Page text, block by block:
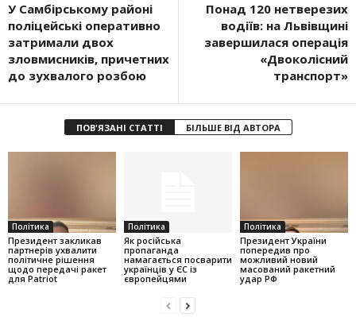
У Самбірському районі
поліцейські оперативно
затримали двох
зловмисників, причетних
до зухвалого розбою
Понад 120 нетверезих
водіїв: на Львівщині
завершилася операція
«Двоколісний
транспорт»
ПОВ'ЯЗАНІ СТАТТІ БІЛЬШЕ ВІД АВТОРА
Політика
Президент закликав
партнерів ухвалити
політичне рішення
щодо передачі ракет
для Patriot
Політика
Як російська
пропаганда
намагається посварити
українців у ЄС із
європейцями
Політика
Президент України
попередив про
можливий новий
масований ракетний
удар РФ